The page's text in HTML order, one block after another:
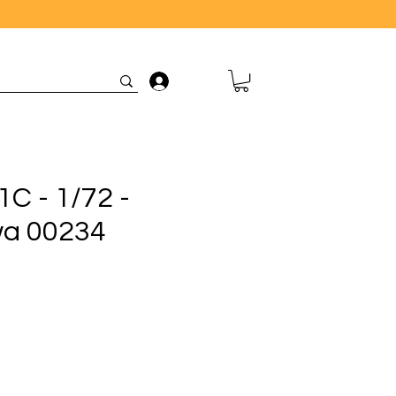
Connexion
- 1/72 -
00234